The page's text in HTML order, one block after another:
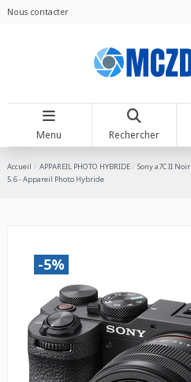
Nous contacter
Menu Rechercher
Accueil APPAREIL PHOTO HYBRIDE
Sony a7C II
5.6 - Appareil Photo Hybride
-5%